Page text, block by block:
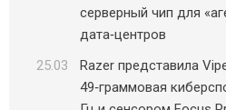
серверный чип для
дата‑центров
25.03
Razer представила
49‑граммовая